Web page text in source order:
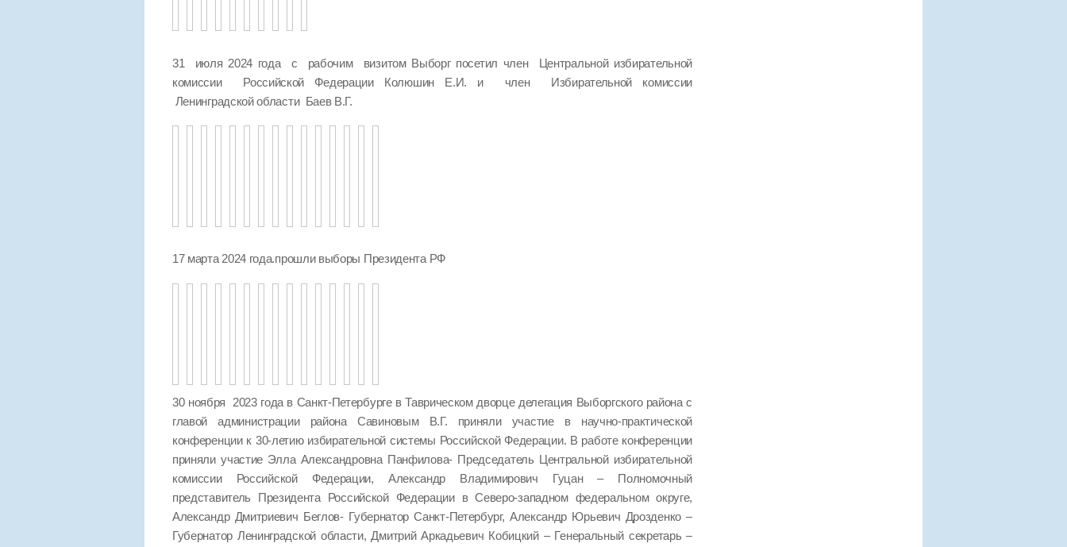
31 июля 2024 года с рабочим визитом Выборг посетил член Центральной избирательной
комиссии Российской Федерации Колюшин Е.И. и член Избирательной комиссии
Ленинградской области Баев В.Г.
17 марта 2024 года.прошли выборы Президента РФ
30 ноября 2023 года в Санкт-Петербурге в Таврическом дворце делегация Выборгского района с
главой администрации района Савиновым В.Г. приняли участие в научно-практической
конференции к 30-летию избирательной системы Российской Федерации. В работе конференции
приняли участие Элла Александровна Панфилова- Председатель Центральной избирательной
комиссии Российской Федерации, Александр Владимирович Гуцан – Полномочный
представитель Президента Российской Федерации в Северо-западном федеральном округе,
Александр Дмитриевич Беглов- Губернатор Санкт-Петербург, Александр Юрьевич Дрозденко –
Губернатор Ленинградской области, Дмитрий Аркадьевич Кобицкий – Генеральный секретарь –